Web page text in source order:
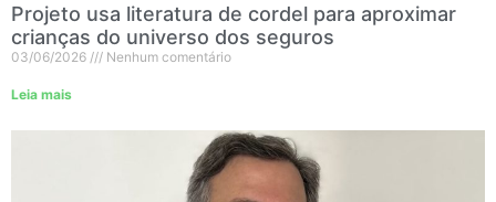
Projeto usa literatura de cordel para aproximar
crianças do universo dos seguros
03/06/2026 Nenhum comentário
Leia mais